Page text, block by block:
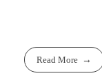
Read More